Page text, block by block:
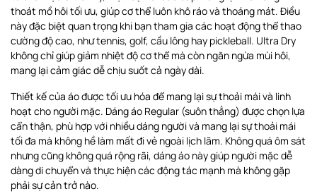
thoát mồ hôi tối ưu, giúp cơ thể luôn khô ráo và thoáng mát. Điều
này đặc biệt quan trọng khi bạn tham gia các hoạt động thể thao
cường độ cao, như tennis, golf, cầu lông hay pickleball. Ultra Dry
không chỉ giúp giảm nhiệt độ cơ thể mà còn ngăn ngừa mùi hôi,
mang lại cảm giác dễ chịu suốt cả ngày dài.
Thiết kế của áo được tối ưu hóa để mang lại sự thoải mái và linh
hoạt cho người mặc. Dáng áo Regular (suôn thẳng) được chọn lựa
cẩn thận, phù hợp với nhiều dáng người và mang lại sự thoải mái
tối đa mà không hề làm mất đi vẻ ngoài lịch lãm. Không quá ôm sát
nhưng cũng không quá rộng rãi, dáng áo này giúp người mặc dễ
dàng di chuyển và thực hiện các động tác mạnh mà không gặp
phải sự cản trở nào.